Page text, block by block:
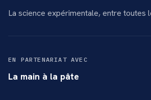
La science expérimentale, entre toutes
EN PARTENARIAT AVEC
La main à la pâte